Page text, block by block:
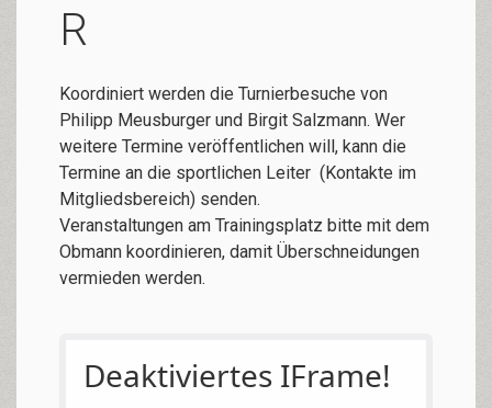
R
Koordiniert werden die Turnierbesuche von
Philipp Meusburger und Birgit Salzmann. Wer
weitere Termine veröffentlichen will, kann die
Termine an die sportlichen Leiter (Kontakte im
Mitgliedsbereich) senden.
Veranstaltungen am Trainingsplatz bitte mit dem
Obmann koordinieren, damit Überschneidungen
vermieden werden.
Deaktiviertes IFrame!